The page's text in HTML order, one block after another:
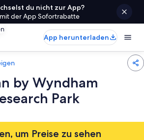
du nicht zur App?
der App Sofortrabatte
App herunterladen
by Wyndham
Park
um Preise zu sehen